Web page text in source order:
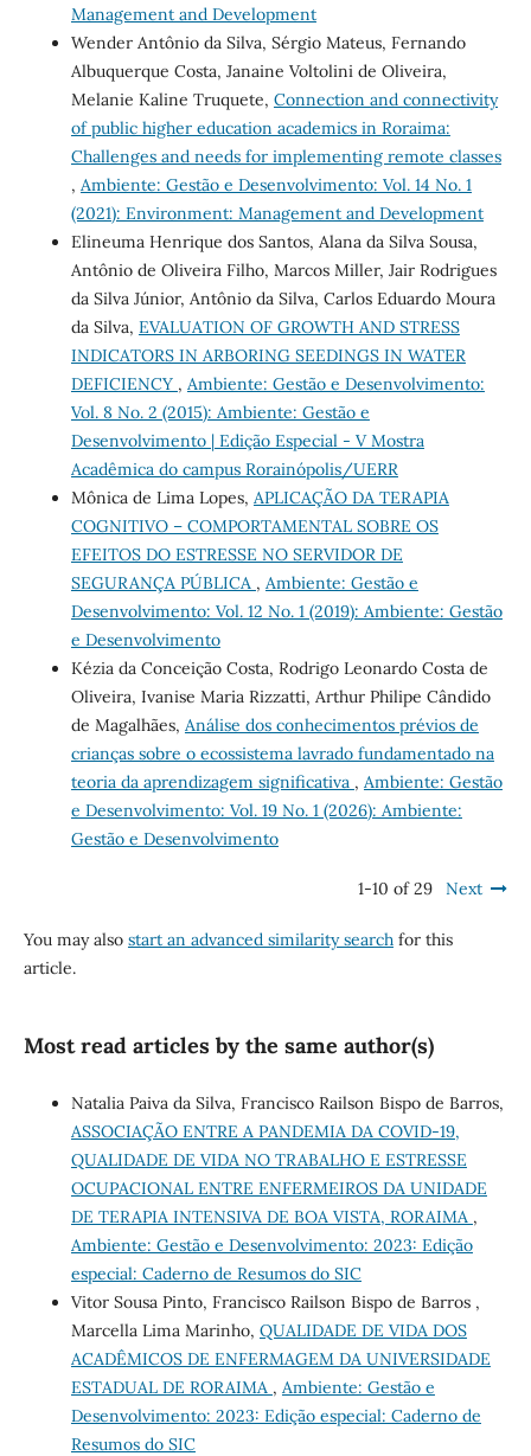
Management and Development
Wender Antônio da Silva, Sérgio Mateus, Fernando
Albuquerque Costa, Janaine Voltolini de Oliveira,
Melanie Kaline Truquete, Connection and connectivity
of public higher education academics in Roraima:
Challenges and needs for implementing remote classes
, Ambiente: Gestão e Desenvolvimento: Vol. 14 No. 1
(2021): Environment: Management and Development
Elineuma Henrique dos Santos, Alana da Silva Sousa,
Antônio de Oliveira Filho, Marcos Miller, Jair Rodrigues
da Silva Júnior, Antônio da Silva, Carlos Eduardo Moura
da Silva, EVALUATION OF GROWTH AND STRESS
INDICATORS IN ARBORING SEEDINGS IN WATER
DEFICIENCY , Ambiente: Gestão e Desenvolvimento:
Vol. 8 No. 2 (2015): Ambiente: Gestão e
Desenvolvimento | Edição Especial - V Mostra
Acadêmica do campus Rorainópolis/UERR
Mônica de Lima Lopes, APLICAÇÃO DA TERAPIA
COGNITIVO – COMPORTAMENTAL SOBRE OS
EFEITOS DO ESTRESSE NO SERVIDOR DE
SEGURANÇA PÚBLICA , Ambiente: Gestão e
Desenvolvimento: Vol. 12 No. 1 (2019): Ambiente: Gestão
e Desenvolvimento
Kézia da Conceição Costa, Rodrigo Leonardo Costa de
Oliveira, Ivanise Maria Rizzatti, Arthur Philipe Cândido
de Magalhães, Análise dos conhecimentos prévios de
crianças sobre o ecossistema lavrado fundamentado na
teoria da aprendizagem significativa , Ambiente: Gestão
e Desenvolvimento: Vol. 19 No. 1 (2026): Ambiente:
Gestão e Desenvolvimento
1-10 of 29 Next
You may also start an advanced similarity searchfor this
article.
Most read articles by the same author(s)
Natalia Paiva da Silva, Francisco Railson Bispo de Barros,
ASSOCIAÇÃO ENTRE A PANDEMIA DA COVID-19,
QUALIDADE DE VIDA NO TRABALHO E ESTRESSE
OCUPACIONAL ENTRE ENFERMEIROS DA UNIDADE
DE TERAPIA INTENSIVA DE BOA VISTA, RORAIMA ,
Ambiente: Gestão e Desenvolvimento: 2023: Edição
especial: Caderno de Resumos do SIC
Vitor Sousa Pinto, Francisco Railson Bispo de Barros ,
Marcella Lima Marinho, QUALIDADE DE VIDA DOS
ACADÊMICOS DE ENFERMAGEM DA UNIVERSIDADE
ESTADUAL DE RORAIMA , Ambiente: Gestão e
Desenvolvimento: 2023: Edição especial: Caderno de
Resumos do SIC